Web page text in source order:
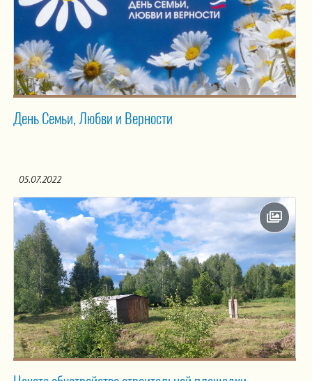
День Семьи, Любви и Верности
05.07.2022